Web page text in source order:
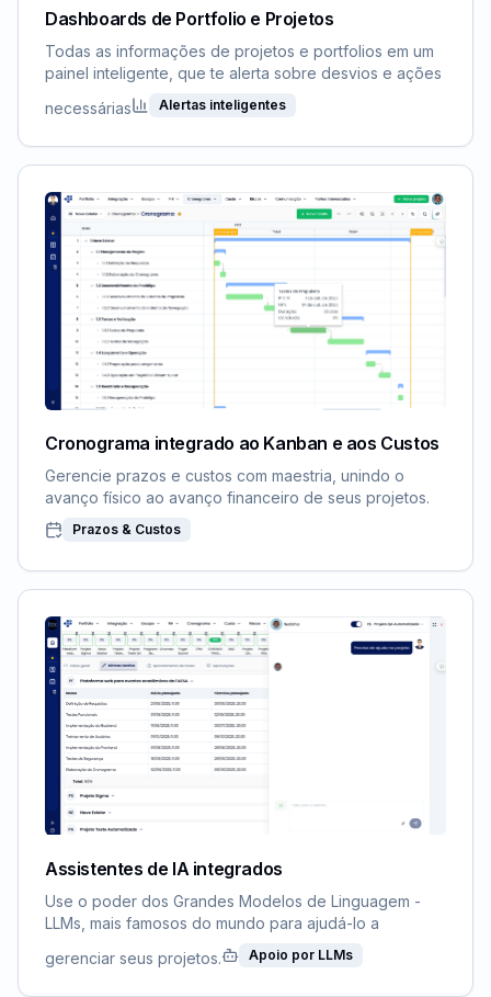
Dashboards de Portfolio e Projetos
Todas as informações de projetos e portfolios em um
painel inteligente, que te alerta sobre desvios e ações
necessárias
Alertas inteligentes
Cronograma integrado ao Kanban e aos Custos
Gerencie prazos e custos com maestria, unindo o
avanço físico ao avanço financeiro de seus projetos.
Prazos & Custos
Assistentes de IA integrados
Use o poder dos Grandes Modelos de Linguagem -
LLMs, mais famosos do mundo para ajudá-lo a
gerenciar seus projetos.
Apoio por LLMs